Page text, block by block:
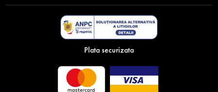
Plata securizata